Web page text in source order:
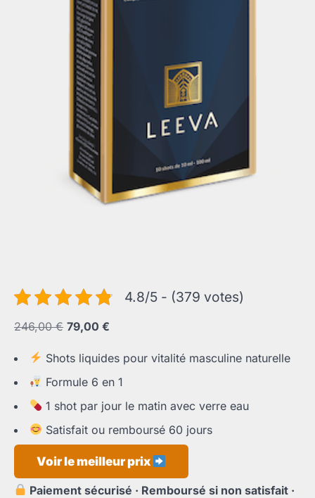
4.8/5 - (379 votes)
246,00€ Le
initial
était :
79,00 €
actuel
est :
Shots liquides pour vitalité masculine naturelle
Formule 6 en 1
1 shot par jour le matin avec verre eau
Satisfait ou remboursé 60 jours
Voir le meilleur prix
Paiement sécurisé · Remboursé si non satisfait ·